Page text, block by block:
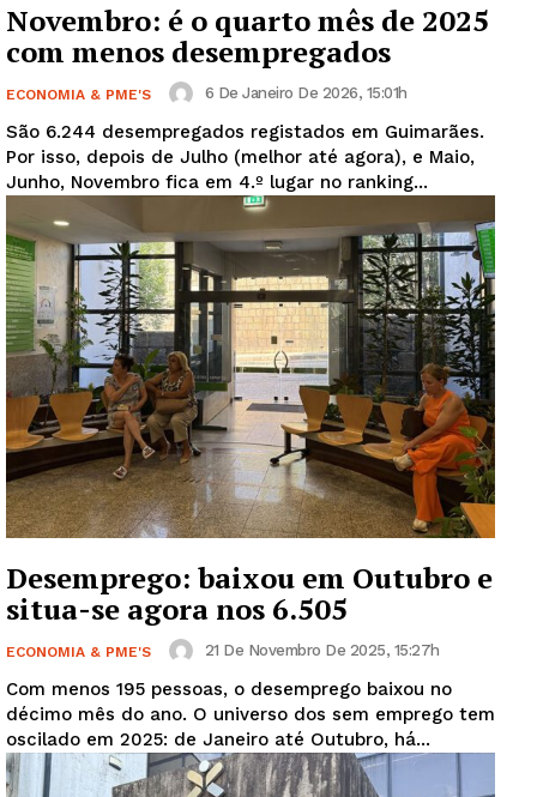
Novembro: é o quarto mês de 2025
com menos desempregados
ECONOMIA & PME'S 6 De Janeiro De 2026, 15:01h
São 6.244 desempregados registados em Guimarães.
Por isso, depois de Julho (melhor até agora), e Maio,
Junho, Novembro fica em 4.º lugar no ranking...
Desemprego: baixou em Outubro e
situa-se agora nos 6.505
ECONOMIA & PME'S 21 De Novembro De 2025, 15:27h
Com menos 195 pessoas, o desemprego baixou no
décimo mês do ano. O universo dos sem emprego tem
oscilado em 2025: de Janeiro até Outubro, há...